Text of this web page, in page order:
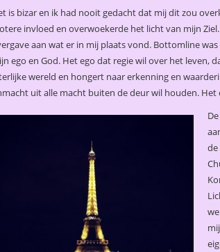
is bizar en ik had nooit gedacht dat mij dit zou
invloed en overwoekerde het licht van mijn
aan wat er in mij plaats vond. Bottomline
ego en God. Het ego dat regie wil over het leven,
wereld en hongert naar erkenning en
uit alle macht buiten de deur wil houden. Het
de